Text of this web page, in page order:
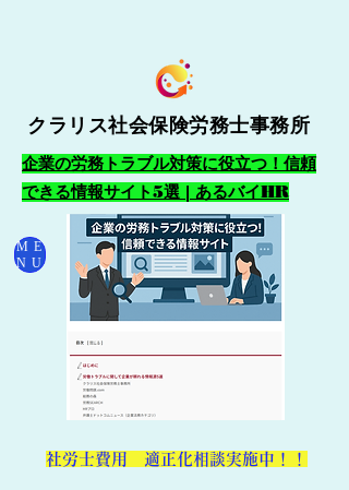
クラリス社会保険労務士事務所
企業の労務トラブル対策に役立つ！信頼
できる情報サイト5選 | あるバイHR
ME
NU
​社労士費用 適正化相談実施中！！